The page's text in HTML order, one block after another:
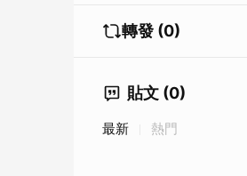
賑災基金會「馬太鞍募
國防部推進堰塞湖救災
轉發 (0)
貼文 (0)
最新 熱門